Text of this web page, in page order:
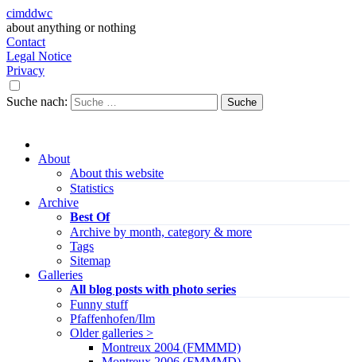
cimddwc
about anything or nothing
Contact
Legal Notice
Privacy
Suche nach:
About
About this website
Statistics
Archive
Best Of
Archive by month, category & more
Tags
Sitemap
Galleries
All blog posts with photo series
Funny stuff
Pfaffenhofen/Ilm
Older galleries >
Montreux 2004 (FMMMD)